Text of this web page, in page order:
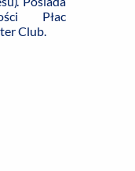
Płac
Club.